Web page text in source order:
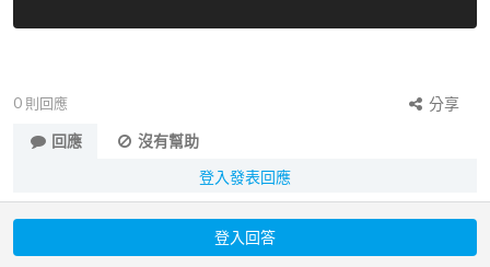
0 則回應
分享
回應
沒有幫助
登入發表回應
登入回答